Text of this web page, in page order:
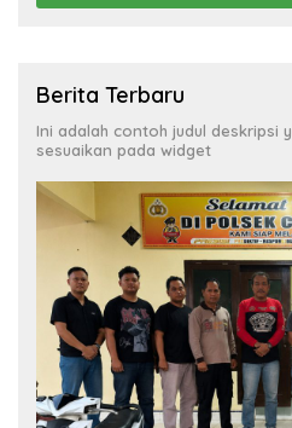
Berita Terbaru
Ini adalah contoh judul deskripsi
sesuaikan pada widget